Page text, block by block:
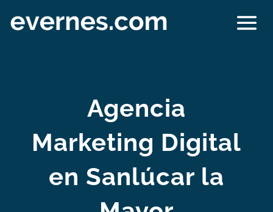
Agencia
Marketing Digital
en Sanlúcar la